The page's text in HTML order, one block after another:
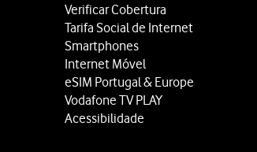
Verificar Cobertura
Tarifa Social de Internet
Smartphones
Internet Móvel
eSIM Portugal & Europe
Vodafone TV PLAY
Acessibilidade